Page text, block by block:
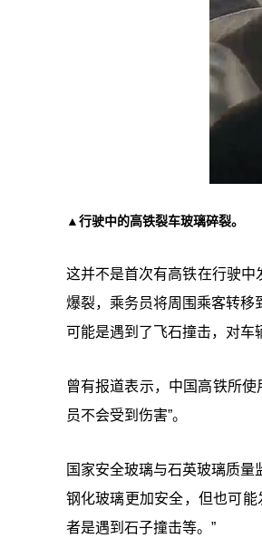
▲行驶中的高铁裂车玻璃碎裂。
这并不是首次有高铁在行驶
爆裂，乘务员将周围乘客转移
可能是遇到了飞石撞击，对车
曾有报道表示，中国高铁所
员不会受到伤害”。
国家安全玻璃与石英玻璃质
钢化玻璃更加安全，但也可
者是遇到石子撞击等。”